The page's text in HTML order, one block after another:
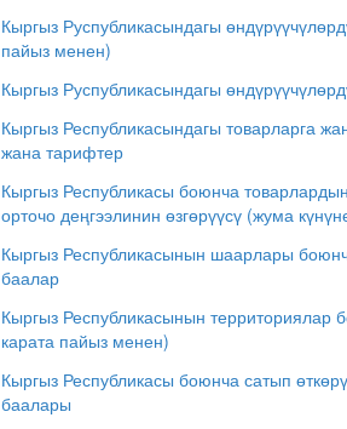
Кыргыз Руспубликасындагы
пайыз менен)
Кыргыз Руспубликасындагы
Кыргыз Республикасындагы товарларга
жана тарифтер
Кыргыз Республикасы боюнча
орточо деңгээлинин өзгөрүүсү (жума
Кыргыз Республикасынын шаарлары
баалар
Кыргыз Республикасынын территориялар
карата пайыз менен)
Кыргыз Республикасы боюнча сатып
баалары